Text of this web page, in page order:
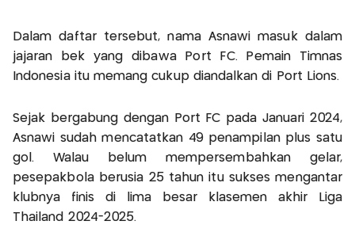
Dalam daftar tersebut, nama Asnawi masuk dalam
jajaran bek yang dibawa Port FC. Pemain Timnas
Indonesia itu memang cukup diandalkan di Port Lions.
Sejak bergabung dengan Port FC pada Januari 2024,
Asnawi sudah mencatatkan 49 penampilan plus satu
gol. Walau belum mempersembahkan gelar,
pesepakbola berusia 25 tahun itu sukses mengantar
klubnya finis di lima besar klasemen akhir Liga
Thailand 2024-2025.